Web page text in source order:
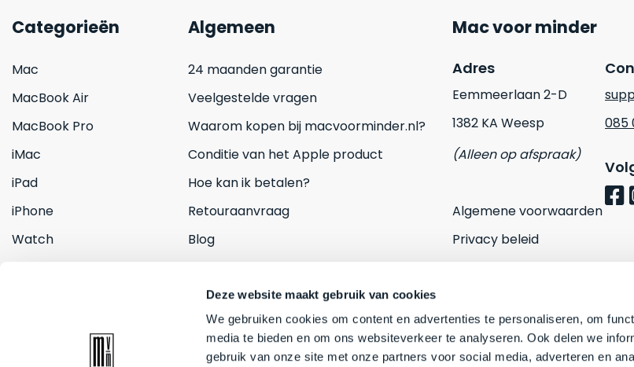
Deze website maakt gebruik van cookies
We gebruiken cookies om content en advertenties te personaliseren, om
media te bieden en om ons websiteverkeer te analyseren. Ook delen we
gebruik van onze site met onze partners voor social media, adverteren en
Categorieën
Mac
MacBook Air
MacBook Pro
iMac
iPad
iPhone
Watch
Algemeen
24 maanden garantie
Veelgestelde vragen
Waarom kopen bij macvoorminder.nl?
Conditie van het Apple product
Hoe kan ik betalen?
Retouraanvraag
Blog
Mac voor minder
Adres
Eemmeerlaan 2-D
1382 KA Weesp
(Alleen op afspraak)
Algemene voorwaarden
Privacy beleid
085